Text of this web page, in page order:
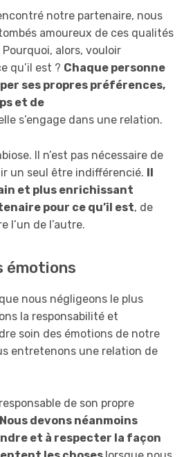
notre partenaire, nous
amoureux de ces qualités
alors, vouloir
qu’il est ? Chaque personne
ses propres préférences,
et de
s’engage dans une relation.
Il n’est pas nécessaire de
un seul être indifférencié. Il
et plus enrichissant
pour ce qu’il est, de
l’un de l’autre.
émotions
nous négligeons le plus
la responsabilité et
soin des émotions de notre
entretenons une relation de
de son propre
N ous devons néanmoins
et à respecter l a façon